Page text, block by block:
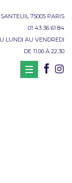
75005 PARIS
01 43 36 61 84
LUNDI AU VENDREDI
DE 11.00 À 22.30